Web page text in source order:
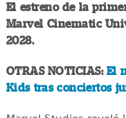
El estreno de la
Marvel Cinematic
2028.
OTRAS NOTICIAS: El
Kids tras conciertos